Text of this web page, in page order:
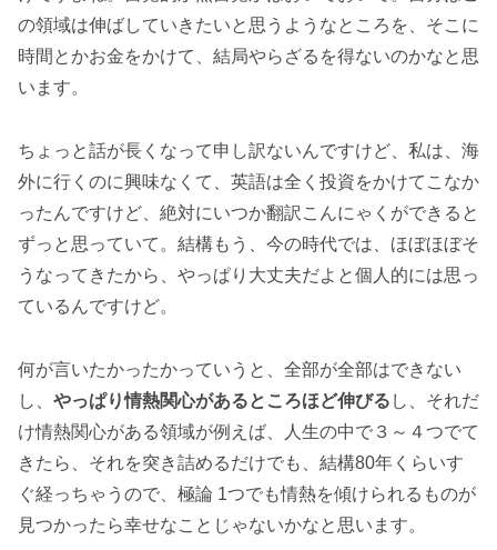
の領域は伸ばしていきたいと思うようなところを、そこに
時間とかお金をかけて、結局やらざるを得ないのかなと思
います。
ちょっと話が長くなって申し訳ないんですけど、私は、海
外に行くのに興味なくて、英語は全く投資をかけてこなか
ったんですけど、絶対にいつか翻訳こんにゃくができると
ずっと思っていて。結構もう、今の時代では、ほぼほぼそ
うなってきたから、やっぱり大丈夫だよと個人的には思っ
ているんですけど。
何が言いたかったかっていうと、全部が全部はできない
し、 やっぱり情熱関心があるところほど伸びる し、それだ
け情熱関心がある領域が例えば、人生の中で３～４つでて
きたら、それを突き詰めるだけでも、結構80年くらいす
ぐ経っちゃうので、極論 1つでも情熱を傾けられるものが
見つかったら幸せなことじゃないかなと思います。